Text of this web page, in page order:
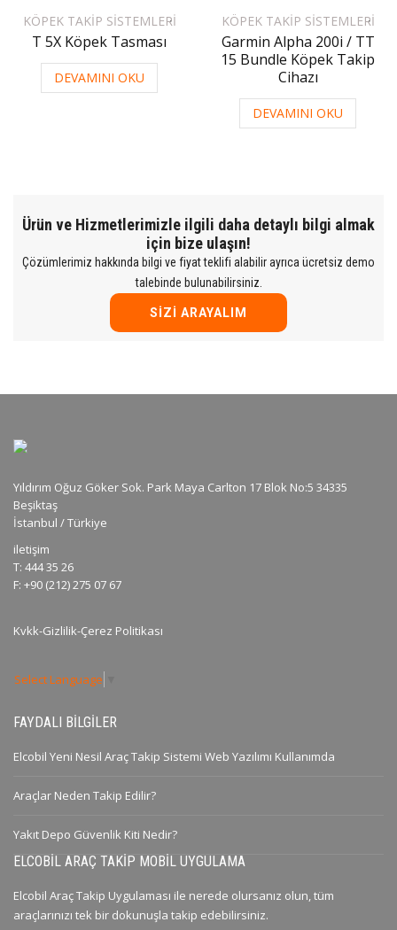
KÖPEK TAKIP SISTEMLERI
T 5X Köpek Tasması
DEVAMINI OKU
KÖPEK TAKIP SISTEMLERI
Garmin Alpha 200i / TT
15 Bundle Köpek Takip
Cihazı
DEVAMINI OKU
Ürün ve Hizmetlerimizle ilgili daha detaylı bilgi almak
için bize ulaşın!
Çözümlerimiz hakkında bilgi ve fiyat teklifi alabilir ayrıca ücretsiz demo
talebinde bulunabilirsiniz.
SIZI ARAYALIM
Yıldırım Oğuz Göker Sok. Park Maya Carlton 17 Blok No:5 34335
Beşiktaş
İstanbul / Türkiye
iletişim
T: 444 35 26
F: +90 (212) 275 07 67
Kvkk-Gizlilik-Çerez Politikası
Select Language
FAYDALI BILGILER
Elcobil Yeni Nesil Araç Takip Sistemi Web Yazılımı Kullanımda
Araçlar Neden Takip Edilir?
Yakıt Depo Güvenlik Kiti Nedir?
ELCOBIL ARAÇ TAKIP MOBIL UYGULAMA
Elcobil Araç Takip Uygulaması ile nerede olursanız olun, tüm
araçlarınızı tek bir dokunuşla takip edebilirsiniz.